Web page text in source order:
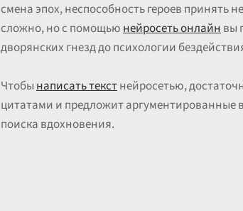
смена эпох, неспособность героев принять
сложно, но с помощьюнейросеть онлайнвы
дворянских гнезд до психологии
Чтобынаписать текстнейросетью,
цитатами и предложит аргументированные
поиска вдохновения.